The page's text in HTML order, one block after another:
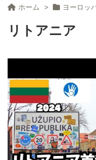
ホーム > ヨーロッ
リトアニア